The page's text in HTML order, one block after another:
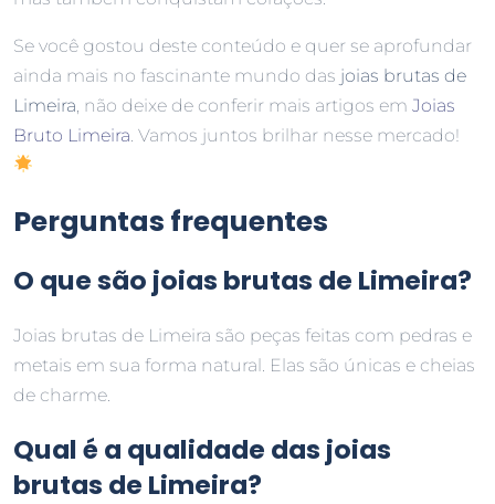
Se você gostou deste conteúdo e quer se aprofundar
ainda mais no fascinante mundo das joias brutas de
Limeira , não deixe de conferir mais artigos em Joias
Bruto Limeira . Vamos juntos brilhar nesse mercado!
Perguntas frequentes
O que são joias brutas de Limeira?
Joias brutas de Limeira são peças feitas com pedras e
metais em sua forma natural. Elas são únicas e cheias
de charme.
Qual é a qualidade das joias
brutas de Limeira?